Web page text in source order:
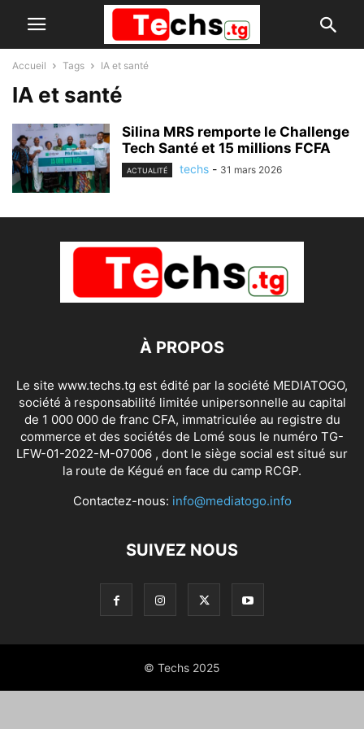
Accueil Tags IA et santé
IA et santé
Silina MRS remporte le Challenge
Tech Santé et 15 millions FCFA
ACTUALITÉ techs - 31 mars 2026
À PROPOS
Le site www.techs.tg est édité par la société MEDIATOGO,
société à responsabilité limitée unipersonnelle au capital
de 1 000 000 de franc CFA, immatriculée au registre du
commerce et des sociétés de Lomé sous le numéro TG-
LFW-01-2022-M-07006 , dont le siège social est situé sur
la route de Kégué en face du camp RCGP.
Contactez-nous: info@mediatogo.info
SUIVEZ NOUS
© Techs 2025